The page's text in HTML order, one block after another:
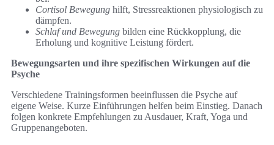
Cortisol Bewegung hilft, Stressreaktionen physiologisch zu
dämpfen.
Schlaf und Bewegung bilden eine Rückkopplung, die
Erholung und kognitive Leistung fördert.
Bewegungsarten und ihre spezifischen Wirkungen auf die
Psyche
Verschiedene Trainingsformen beeinflussen die Psyche auf
eigene Weise. Kurze Einführungen helfen beim Einstieg. Danach
folgen konkrete Empfehlungen zu Ausdauer, Kraft, Yoga und
Gruppenangeboten.